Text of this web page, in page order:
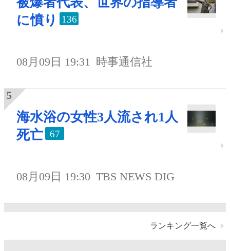
に憤り
136
08月09日 19:31 時事通信社
海水浴の女性3人流され1人
死亡
67
08月09日 19:30 TBS NEWS DIG
ランキング一覧へ